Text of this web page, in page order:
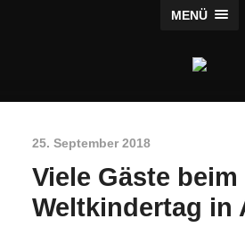
MENÜ
25. September 2018
Viele Gäste beim
Weltkindertag in